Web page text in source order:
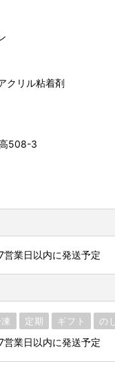
クリル粘着剤
508-3
営業日以内に発送予定
定期 ギフト の
営業日以内に発送予定